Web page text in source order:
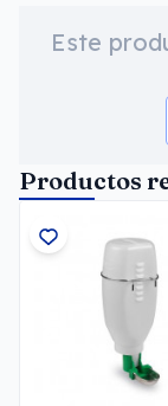
Este
Productos